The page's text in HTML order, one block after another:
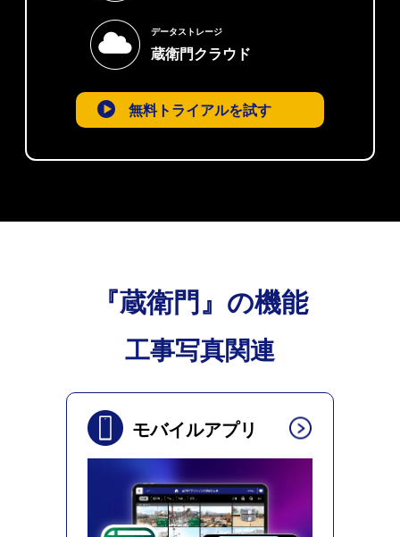
データストレージ
蔵衛門クラウド
無料トライアルを試す
『蔵衛門』の機能
工事写真関連
モバイルアプリ